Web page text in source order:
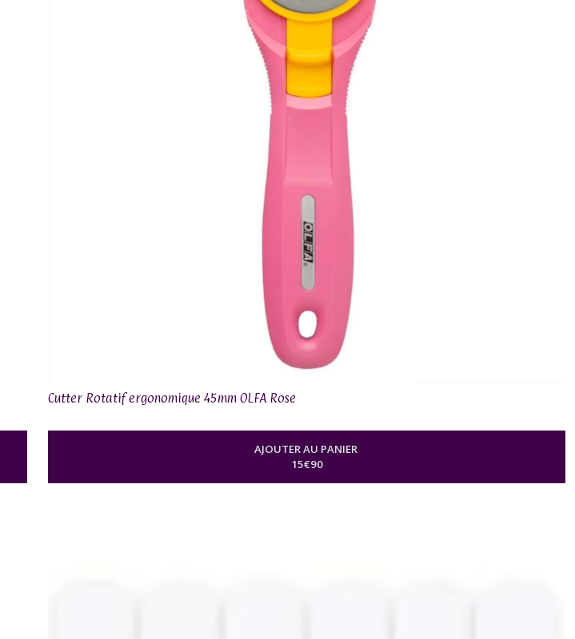
Cutter Rotatif ergonomique 45mm OLFA Rose
AJOUTER AU PANIER
15€90